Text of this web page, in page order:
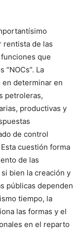
rentista de las
que
La
determinar en
petroleras,
productivas y
de control
cuestión forma
de las
bien la creación y
públicas dependen
tiempo, la
las formas y el
en el reparto